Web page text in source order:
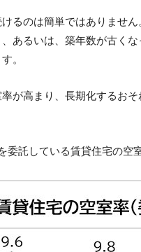
るのは簡単ではありませ
あるいは、築年数が古く
。
が高まり、長期化するお
委託している賃貸住宅の空